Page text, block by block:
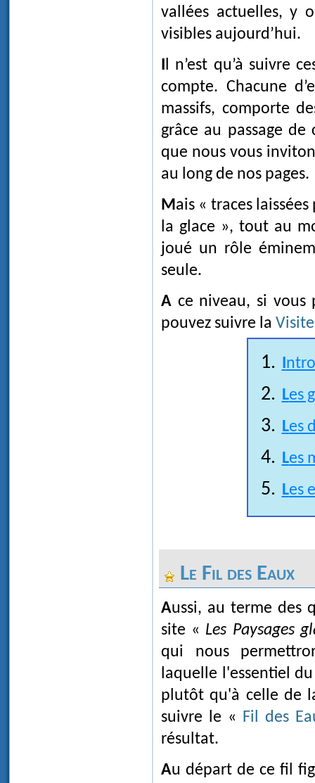
vallées actuelles, y
visibles aujourd’hui.
Il n’est qu’à suivre
compte. Chacune
massifs, comporte
grâce au passage de
que nous vous
au long de nos pages.
Mais « traces laissées par les glaciers » ne signifie pas « traces laissées par
la glace », tout au
joué un rôle
seule.
A ce niveau, si vous préférez une présentation générale du sujet, vous
pouvez suivre la
Les
Le Fil des Eaux
Aussi, au terme des quelque 170 pages qui composent actuellement le
site « Les Paysages
qui nous
laquelle l'essentiel
plutôt qu'à celle de
suivre le « Fil des
résultat.
Au départ de ce fil